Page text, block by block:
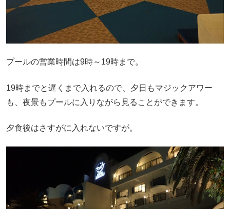
プールの営業時間は9時～19時まで。
19時までと遅くまで入れるので、夕日もマジックアワー
も、夜景もプールに入りながら見ることができます。
夕食後はさすがに入れないですが。